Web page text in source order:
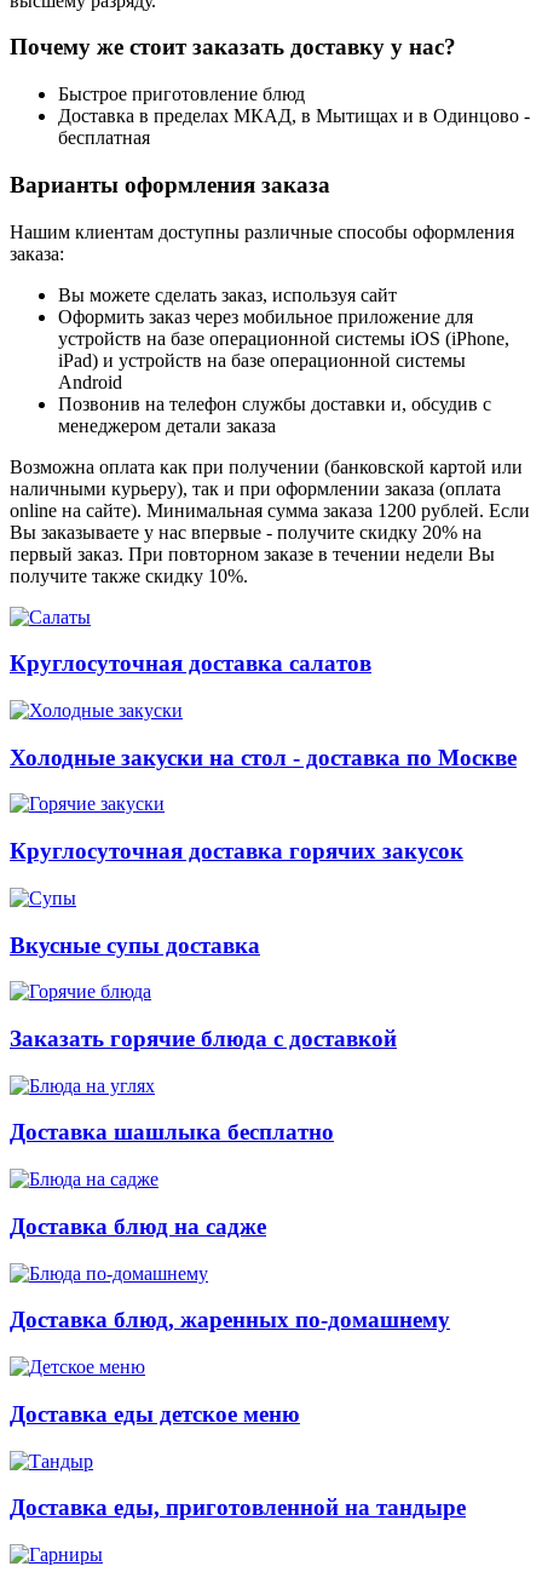
Почему же стоит заказать доставку у нас?
Быстрое приготовление блюд
Доставка в пределах МКАД, в Мытищах и в Одинцово -
бесплатная
Варианты оформления заказа
Нашим клиентам доступны различные способы оформления
заказа:
Вы можете сделать заказ, используя сайт
Оформить заказ через мобильное приложение для
устройств на базе операционной системы iOS (iPhone,
iPad) и устройств на базе операционной системы
Android
Позвонив на телефон службы доставки и, обсудив с
менеджером детали заказа
Возможна оплата как при получении (банковской картой или
наличными курьеру), так и при оформлении заказа (оплата
online на сайте). Минимальная сумма заказа 1200 рублей. Если
Вы заказываете у нас впервые - получите скидку 20% на
первый заказ. При повторном заказе в течении недели Вы
получите также скидку 10%.
Круглосуточная доставка салатов
Холодные закуски на стол - доставка по Москве
Круглосуточная доставка горячих закусок
Вкусные супы доставка
Заказать горячие блюда с доставкой
Доставка шашлыка бесплатно
Доставка блюд на садже
Доставка блюд, жаренных по-домашнему
Доставка еды детское меню
Доставка еды, приготовленной на тандыре